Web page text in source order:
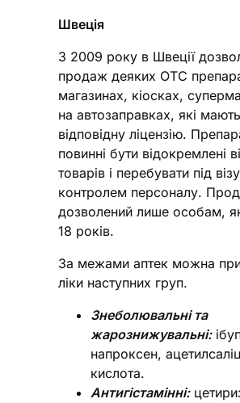
Швеція
З 2009 року в Швеції
продаж деяких ОТС
магазинах, кіосках,
на автозаправках, які мають
відповідну ліцензію.
повинні бути відокремлені
товарів і перебувати під
контролем персоналу.
дозволений лише особам,
18 років.
За межами аптек можна
ліки наступних груп.
Знеболювальні та
жарознижувальні:
напроксен,
кислота.
Антигістамінні: